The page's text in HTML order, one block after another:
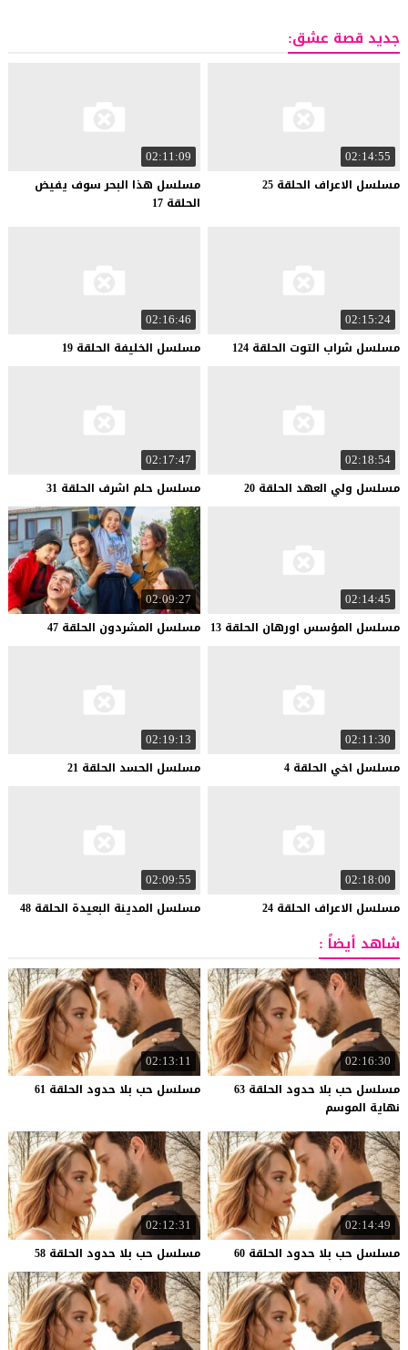
جديد قصة عشق:
02:14:55
مسلسل الاعراف الحلقة 25
02:11:09
مسلسل هذا البحر سوف يفيض
الحلقة 17
02:15:24
مسلسل شراب التوت الحلقة 124
02:16:46
مسلسل الخليفة الحلقة 19
02:18:54
مسلسل ولي العهد الحلقة 20
02:17:47
مسلسل حلم اشرف الحلقة 31
02:14:45
مسلسل المؤسس اورهان الحلقة 13
02:09:27
مسلسل المشردون الحلقة 47
02:11:30
مسلسل اخي الحلقة 4
02:19:13
مسلسل الحسد الحلقة 21
02:18:00
مسلسل الاعراف الحلقة 24
02:09:55
مسلسل المدينة البعيدة الحلقة 48
شاهد أيضاً :
02:16:30
مسلسل حب بلا حدود الحلقة 63
نهاية الموسم
02:13:11
مسلسل حب بلا حدود الحلقة 61
02:14:49
مسلسل حب بلا حدود الحلقة 60
02:12:31
مسلسل حب بلا حدود الحلقة 58